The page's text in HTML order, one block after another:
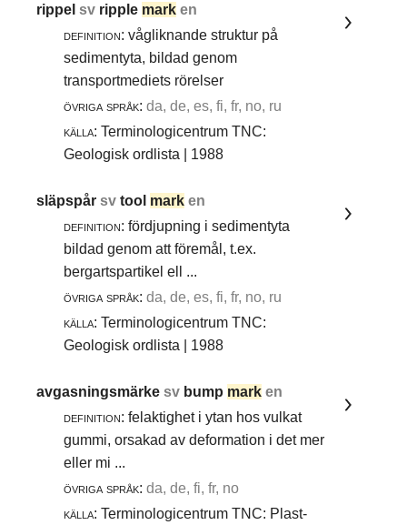
rippelsv ripple mark en
definition: vågliknande struktur på
sedimentyta, bildad genom
transportmediets rörelser
övriga språk: da, de, es, fi, fr, no, ru
källa: Terminologicentrum TNC:
Geologisk ordlista | 1988
släpspårsvtool mark en
definition: fördjupning i sedimentyta
bildad genom att föremål, t.ex.
bergartspartikel ell ...
övriga språk: da, de, es, fi, fr, no, ru
källa: Terminologicentrum TNC:
Geologisk ordlista | 1988
avgasningsmärkesv bump mark en
definition: felaktighet i ytan hos vulkat
gummi, orsakad av deformation i det mer
eller mi ...
övriga språk: da, de, fi, fr, no
källa: Terminologicentrum TNC: Plast-